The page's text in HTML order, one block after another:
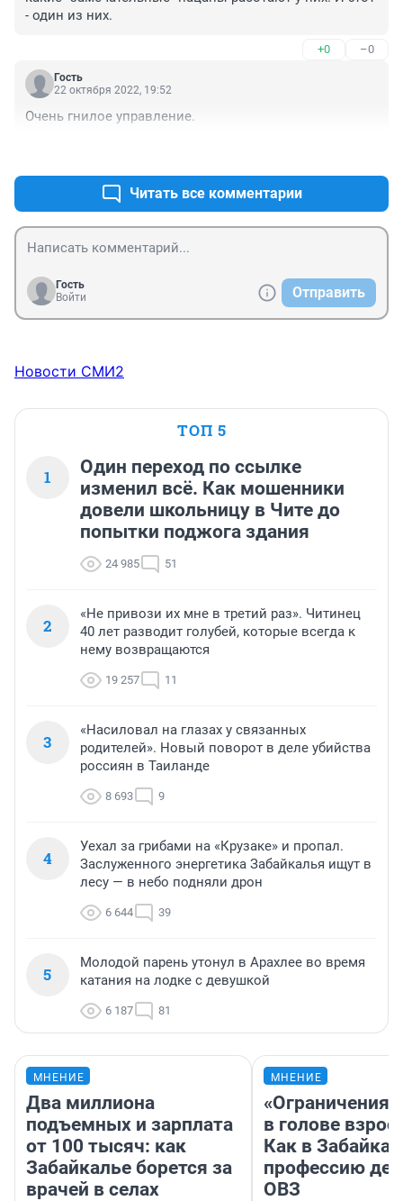
- один из них.
+0 –0
Гость
22 октября 2022, 19:52
Очень гнилое управление.
Читать все комментарии
Гость
Войти
Отправить
Новости СМИ2
ТОП 5
1
Один переход по ссылке
изменил всё. Как мошенники
довели школьницу в Чите до
попытки поджога здания
24 985 51
2
«Не привози их мне в третий раз». Читинец
40 лет разводит голубей, которые всегда к
нему возвращаются
19 257 11
3
«Насиловал на глазах у связанных
родителей». Новый поворот в деле убийства
россиян в Таиланде
8 693 9
4
Уехал за грибами на «Крузаке» и пропал.
Заслуженного энергетика Забайкалья ищут в
лесу — в небо подняли дрон
6 644 39
5
Молодой парень утонул в Арахлее во время
катания на лодке с девушкой
6 187 81
МНЕНИЕ
Два миллиона
подъемных и зарплата
от 100 тысяч: как
Забайкалье борется за
врачей в селах
МНЕНИЕ
«Ограничения
в голове
Как в
профессию
ОВЗ